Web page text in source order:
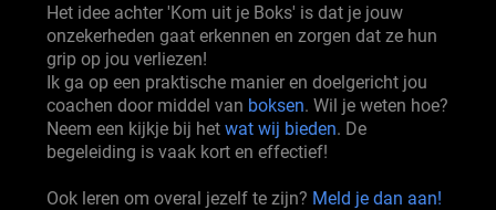
Het idee achter 'Kom uit je Boks' is dat je jouw
onzekerheden gaat erkennen en zorgen dat ze hun
grip op jou verliezen!
Ik ga op een praktische manier en doelgericht jou
coachen door middel van boksen. Wil je weten hoe?
Neem een kijkje bij het wat wij bieden. De
begeleiding is vaak kort en effectief!
Ook leren om overal jezelf te zijn? Meld je dan aan!